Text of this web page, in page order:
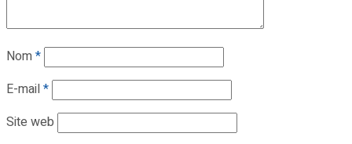
Nom*
E-mail*
Site web